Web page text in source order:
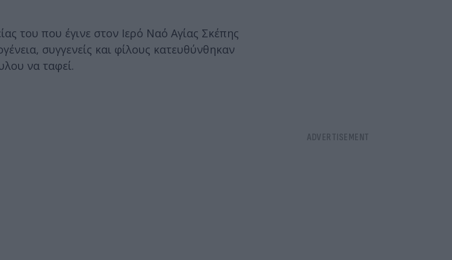
του που έγινε στον Ιερό Ναό Αγίας Σκέπης
συγγενείς και φίλους κατευθύνθηκαν
να ταφεί.